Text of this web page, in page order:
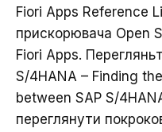
Fiori Apps Reference
прискорювача Open
Fiori Apps.
S/4HANA – Finding
between SAP S/
переглянути